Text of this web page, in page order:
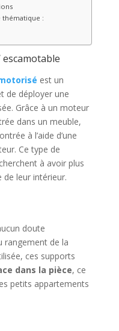
thématique :
escamotable
est un
de déployer une
Grâce à un moteur
dans un meuble,
à l’aide d’une
Ce type de
à avoir plus
de leur intérieur.
doute
rangement de la
ces supports
dans la pièce, ce
petits appartements